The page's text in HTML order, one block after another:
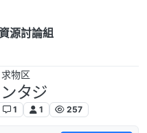
源討論組
求物区
タジ
1 1 257